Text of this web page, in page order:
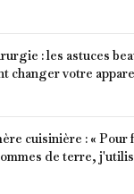
: les astuces
changer votre
cuisinière : « Pour
de terre,
à petit »